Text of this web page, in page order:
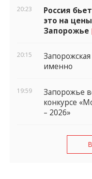
20:23
Россия
это на
Запорожье
20:15
именно
19:59
Запорожье
конкурсе
– 2026»